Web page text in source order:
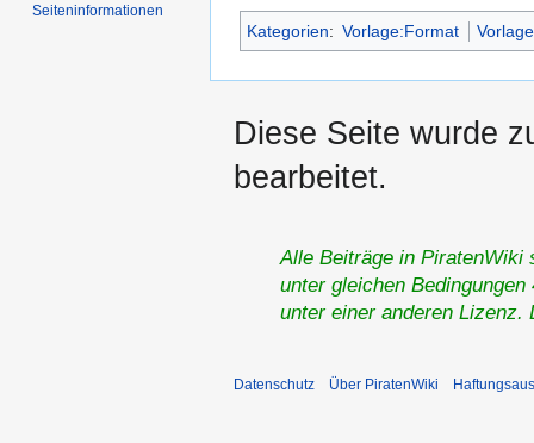
Kategorien: Vorlage:Format Vorlage
Seiten­­informationen
Diese Seite wurde
bearbeitet.
Alle Beiträge in PiratenWiki
unter gleichen
unter einer anderen
Datenschutz Über PiratenWiki